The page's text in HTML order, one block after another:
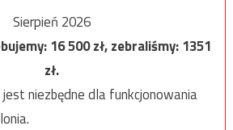
Sierpień 2026
16 500zł, zebraliśmy:1351
zł.
niezbędne dla funkcjonowania